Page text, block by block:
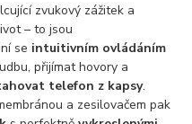
zvukový zážitek a
– to jsou
se intuitivním ovládáním
přijímat hovory a
telefon z kapsy.
a zesilovačem pak